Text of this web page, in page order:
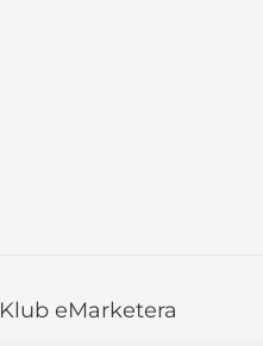
Klub eMarketera